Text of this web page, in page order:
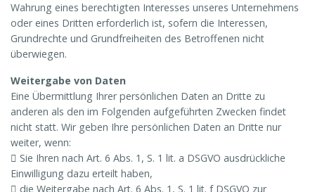
Wahrung eines berechtigten Interesses unseres Unternehmens
oder eines Dritten erforderlich ist, sofern die Interessen,
Grundrechte und Grundfreiheiten des Betroffenen nicht
überwiegen.
Weitergabe von Daten
Eine Übermittlung Ihrer persönlichen Daten an Dritte zu
anderen als den im Folgenden aufgeführten Zwecken findet
nicht statt. Wir geben Ihre persönlichen Daten an Dritte nur
weiter, wenn:
 Sie Ihren nach Art. 6 Abs. 1, S. 1 lit. a DSGVO ausdrückliche
Einwilligung dazu erteilt haben,
 die Weitergabe nach Art. 6 Abs. 1, S. 1 lit. f DSGVO zur